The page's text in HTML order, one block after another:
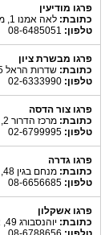
פרגו מודיעין
כתובת: לאה אמנו 1, מורייה סנטר, מודיעין
טלפון:
פרגו מבשרת ציון
כתובת: שדרות הראל 5, מבשרת ציון
טלפון:
פרגו צור הדסה
כתובת: מרכז הדרור 2, צור הדסה
טלפון:
פרגו גדרה
כתובת: מנחם בגין 48, גדרה
טלפון:
פרגו אשקלון
כתובת: יוהנסבורג 49, אשקלון